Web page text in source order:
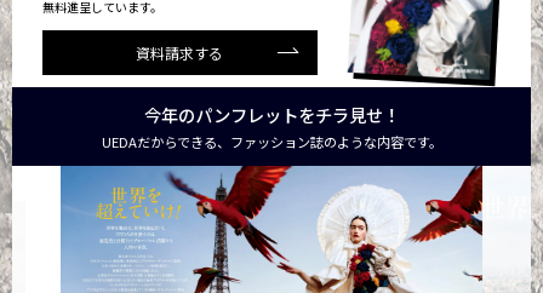
無料進呈しています。
資料請求する
今年のパンフレットをチラ見せ！
UEDAだからできる、ファッション誌のような内容です。